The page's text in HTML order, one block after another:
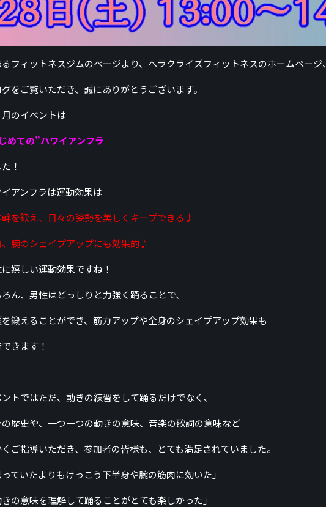
フィットネスジムのページより、ヘラクライズフィットネスのホームページ、
をご覧いただき、誠にありがとうございます。
月のイベントは
めての”ハワイアンフラ
！
アンフラは運動効果は
幹を鍛え、日々の姿勢を美しくキープできる♪
、腕のシェイプアップにも効果的♪
嬉しい運動効果ですね！
ん、男性はどっしりと力強く踊ることで、
を鍛えることができ、筋力アップや全身のシェイプアップ効果も
きます！
トではただ、動きの練習をして踊るだけでなく、
の歴史や、一つ一つの動きの意味、音楽の歌詞の意味など
ご指導いただき、参加者の皆様も、とても満足されていました。
っていたよりもけっこう下半身や腕の筋肉に効いた」
きの意味を理解して踊ることがとても楽しかった」